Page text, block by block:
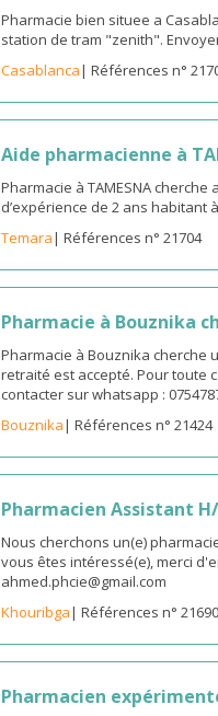
Pharmacie bien situee a
station de tram "zenith".
Casablanca| Références n°
Aide pharmacienne à
Pharmacie à TAMESNA
d’expérience de 2 ans habitant
Temara| Références n° 21704
Pharmacie à Bouznika
Pharmacie à Bouznika cherche
retraité est accepté. Pour toute
contacter sur whatsapp :
Bouznika| Références n° 21424
Pharmacien Assistant
Nous cherchons un(e)
vous êtes intéressé(e), merci
ahmed.phcie@gmail.com
Khouribga| Références n° 21690
Pharmacien